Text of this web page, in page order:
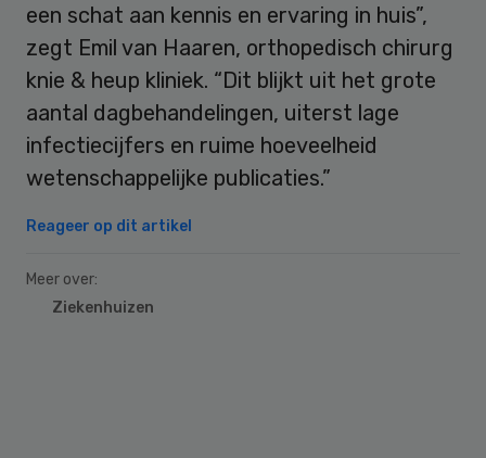
een schat aan kennis en ervaring in huis”,
zegt Emil van Haaren, orthopedisch chirurg
knie & heup kliniek. “Dit blijkt uit het grote
aantal dagbehandelingen, uiterst lage
infectiecijfers en ruime hoeveelheid
wetenschappelijke publicaties.”
Reageer op dit artikel
Meer over:
Ziekenhuizen